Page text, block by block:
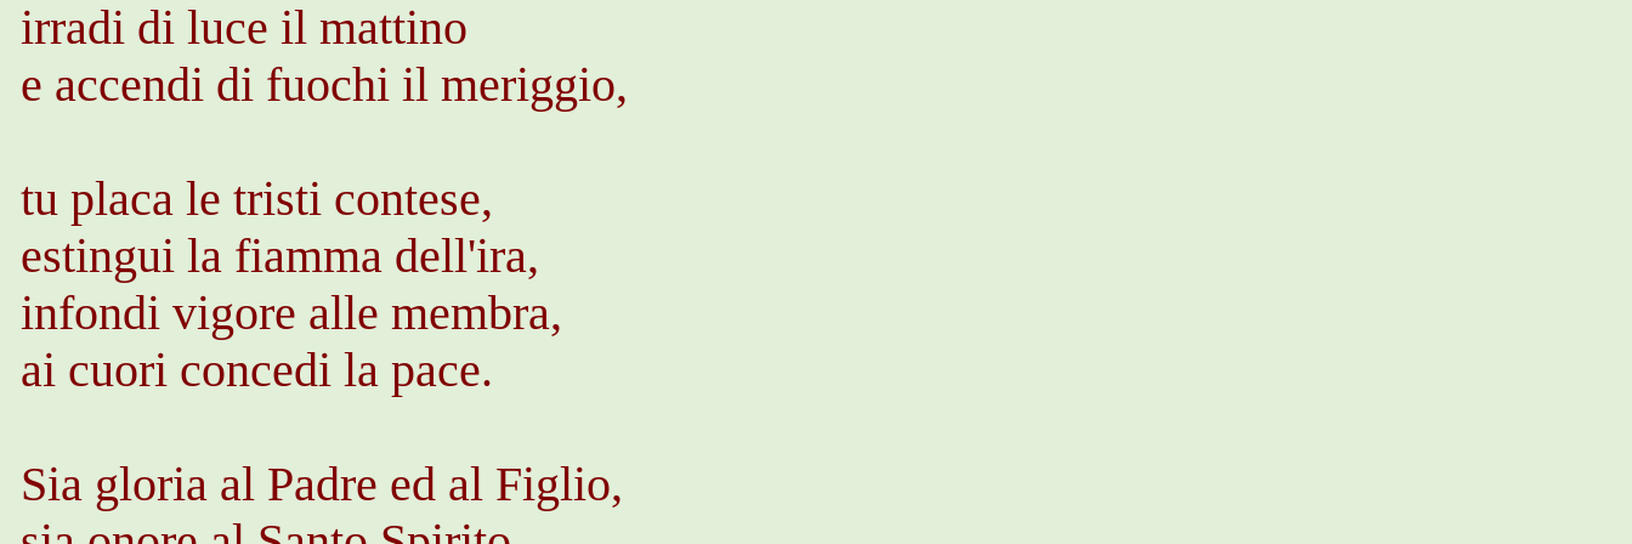
irradi di luce il mattino
e accendi di fuochi il meriggio,
tu placa le tristi contese,
estingui la fiamma dell'ira,
infondi vigore alle membra,
ai cuori concedi la pace.
Sia gloria al Padre ed al Figlio,